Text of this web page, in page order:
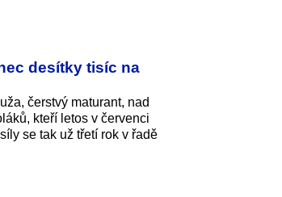
desítky tisíc na
čerstvý maturant, nad
kteří letos v červenci
se tak už třetí rok v řadě